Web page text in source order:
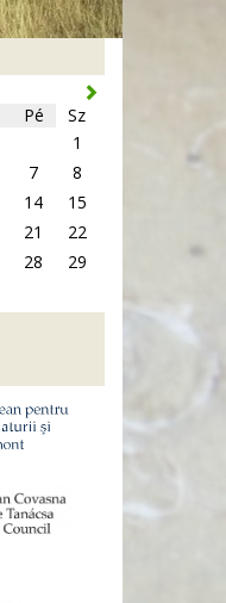
Pé
Sz
1
7
8
14
15
21
22
28
29